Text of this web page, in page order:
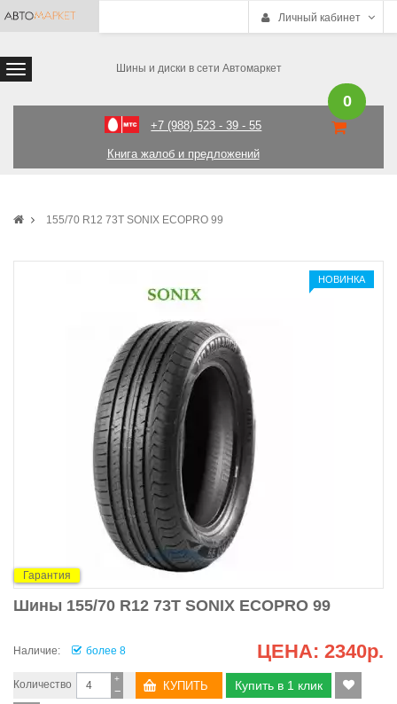
Личный кабинет
Шины и диски в сети Автомаркет
+7 (988) 523 - 39 - 55
Книга жалоб и предложений
0
155/70 R12 73T SONIX ECOPRO 99
Гарантия
НОВИНКА
Шины 155/70 R12 73T SONIX ECOPRO 99
Наличие: более 8 ЦЕНА: 2340р.
Количество −
+ Купить в 1 клик